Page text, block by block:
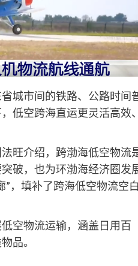
城市间的铁路、公路时间
低空跨海直运更灵活高效、
旺介绍，跨渤海低空物流
破，也为环渤海经济圈发
，填补了跨海低空物流空白
空物流运输，涵盖日用百
品。